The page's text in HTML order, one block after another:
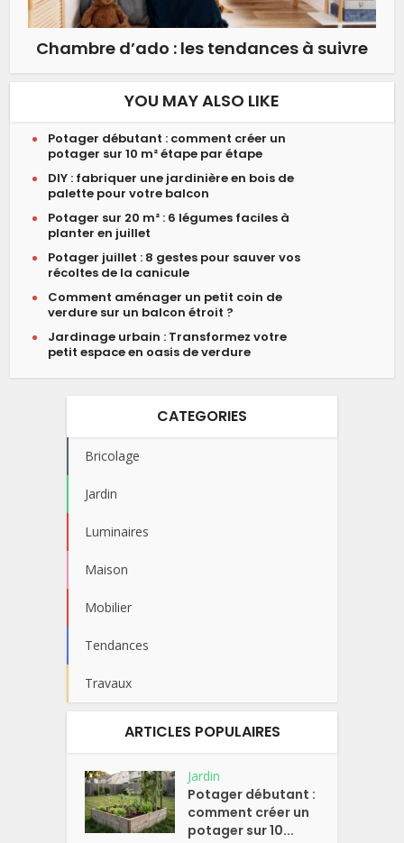
Chambre d’ado : les tendances à suivre
YOU MAY ALSO LIKE
Potager débutant : comment créer un
potager sur 10 m² étape par étape
DIY : fabriquer une jardinière en bois de
palette pour votre balcon
Potager sur 20 m² : 6 légumes faciles à
planter en juillet
Potager juillet : 8 gestes pour sauver vos
récoltes de la canicule
Comment aménager un petit coin de
verdure sur un balcon étroit ?
Jardinage urbain : Transformez votre
petit espace en oasis de verdure
CATEGORIES
Bricolage
Jardin
Luminaires
Maison
Mobilier
Tendances
Travaux
ARTICLES POPULAIRES
Jardin
Potager débutant :
comment créer un
potager sur 10...